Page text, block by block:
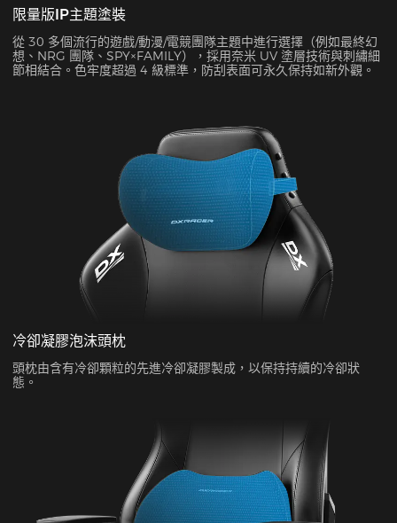
限量版IP主題塗裝
從 30 多個流行的遊戲/動漫/電競團隊主題中進行選擇（例如最終幻
想、NRG 團隊、SPY×FAMILY），採用奈米 UV 塗層技術與刺繡細
節相結合。色牢度超過 4 級標準，防刮表面可永久保持如新外觀。
冷卻凝膠泡沫頭枕
頭枕由含有冷卻顆粒的先進冷卻凝膠製成，以保持持續的冷卻狀
態。